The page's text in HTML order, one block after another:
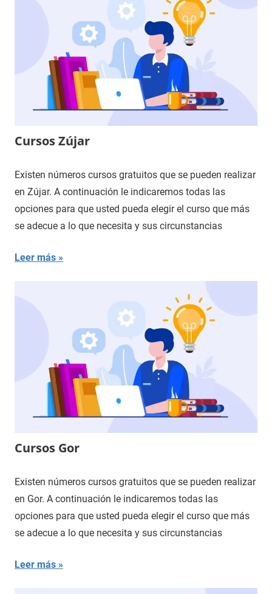
Cursos Zújar
Existen números cursos gratuitos que se pueden realizar
en Zújar. A continuación le indicaremos todas las
opciones para que usted pueda elegir el curso que más
se adecue a lo que necesita y sus circunstancias
Leer más
Cursos Gor
Existen números cursos gratuitos que se pueden realizar
en Gor. A continuación le indicaremos todas las
opciones para que usted pueda elegir el curso que más
se adecue a lo que necesita y sus circunstancias
Leer más